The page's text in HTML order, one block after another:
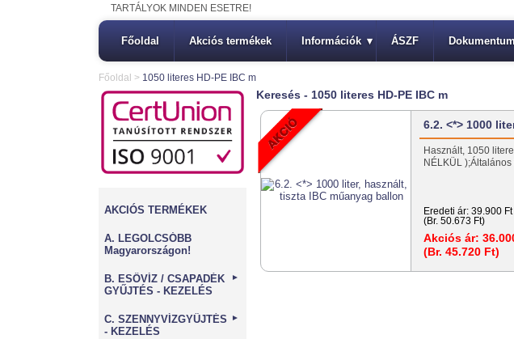
TARTÁLYOK MINDEN ESETRE!
Főoldal Akciós termékek Információk ▾ ÁSZF
Főoldal > 1050 literes HD-PE IBC m
AKCIÓS TERMÉKEK
A. LEGOLCSÓBB
Magyarországon!
B. ESŐVÍZ / CSAPADÉK
GYŰJTÉS - KEZELÉS
►
C. SZENNYVÍZGYŰJTÉS
- KEZELÉS
►
Keresés - 1050 literes HD-PE IBC m
6.2. <*> 1000
Használt, 1050
NÉLKÜL
Eredeti ár: 39.900
(Br. 50.673 Ft)
Akciós ár:
(Br. 45.720 Ft)